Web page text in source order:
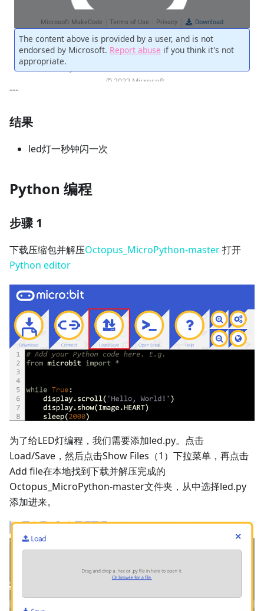
---
结果
led灯一秒钟闪一次
Python 编程
步骤 1
下载压缩包并解压Octopus_MicroPython-master打开
Python editor
为了给LED灯编程，我们需要添加led.py。点击
Load/Save，然后点击Show Files（1）下拉菜单，再点击
Add file在本地找到下载并解压完成的
Octopus_MicroPython-master文件夹，从中选择led.py
添加进来。